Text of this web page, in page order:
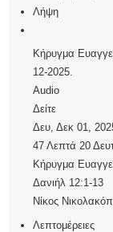
Λήψη
Κήρυγμα
12-2025.
Audio
Δείτε
Δευ, Δεκ 01,
47 Λεπτά 20
Κήρυγμα
Δανιήλ 12:1-13
Νίκος
Λεπτομέρειες